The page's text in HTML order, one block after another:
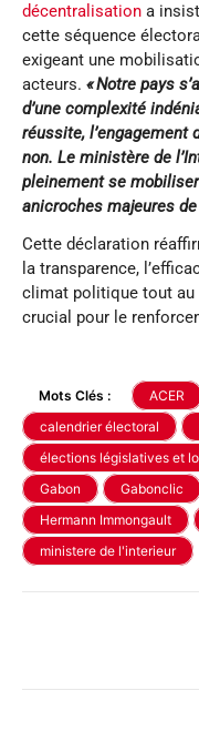
décentralisation a
cette séquence
exigeant une
acteurs. « Notre pays
d’une complexité
réussite, l’engagement
non. Le ministère de
pleinement se
anicroches majeures
Cette déclaration
la transparence,
climat politique tout au
crucial pour le
Mots Clés : ACER
calendrier électoral
élections législatives et
Gabon
Gabonclic
Hermann Immongault
ministere de l'interieur